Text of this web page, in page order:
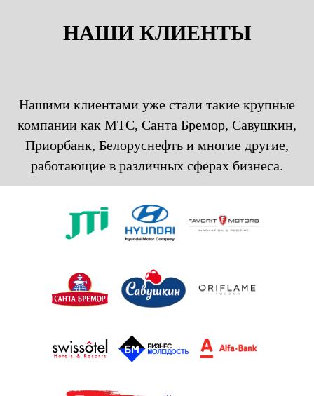
НАШИ КЛИЕНТЫ
Нашими клиентами уже стали такие крупные
компании как МТС, Санта Бремор, Савушкин,
Приорбанк, Белоруснефть и многие другие,
работающие в различных сферах бизнеса.